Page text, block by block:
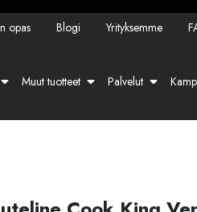
opas Blogi Yrityksemme
Muut tuotteet Palvelut